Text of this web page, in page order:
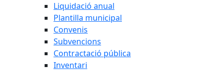
Liquidació anual
Plantilla municipal
Convenis
Subvencions
Contractació pública
Inventari